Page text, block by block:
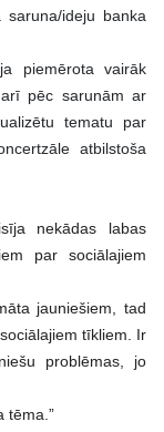
ideju banka
piemērota vairāk
pēc sarunām ar
tematu par
atbilstoša
nekādas labas
par sociālajiem
jauniešiem, tad
tīkliem. Ir
problēmas, jo
tēma.”